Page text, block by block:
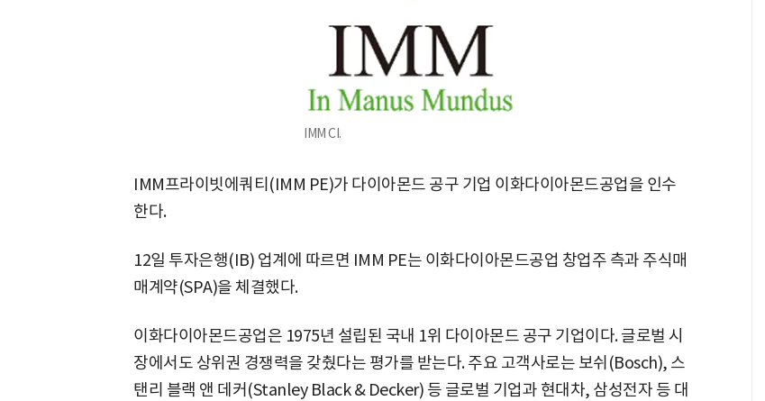
IMM CI.
IMM프라이빗에쿼티(IMM PE)가 다이아몬드 공구 기업 이화다이아몬드공업을 인수
한다.
12일 투자은행(IB) 업계에 따르면 IMM PE는 이화다이아몬드공업 창업주 측과 주식매
매계약(SPA)을 체결했다.
이화다이아몬드공업은 1975년 설립된 국내 1위 다이아몬드 공구 기업이다. 글로벌 시
장에서도 상위권 경쟁력을 갖췄다는 평가를 받는다. 주요 고객사로는 보쉬(Bosch), 스
탠리 블랙 앤 데커(Stanley Black & Decker) 등 글로벌 기업과 현대차, 삼성전자 등 대